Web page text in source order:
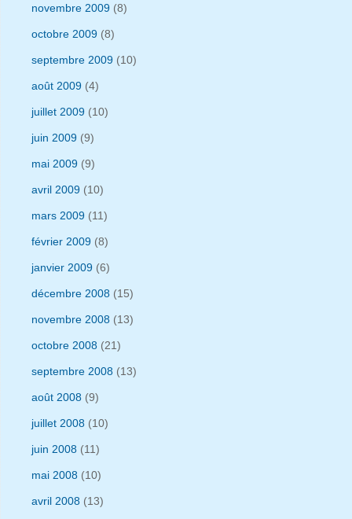
novembre 2009 (8)
octobre 2009 (8)
septembre 2009 (10)
août 2009 (4)
juillet 2009 (10)
juin 2009 (9)
mai 2009 (9)
avril 2009 (10)
mars 2009 (11)
février 2009 (8)
janvier 2009 (6)
décembre 2008 (15)
novembre 2008 (13)
octobre 2008 (21)
septembre 2008 (13)
août 2008 (9)
juillet 2008 (10)
juin 2008 (11)
mai 2008 (10)
avril 2008 (13)